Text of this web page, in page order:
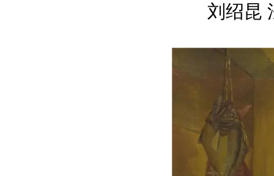
刘绍昆